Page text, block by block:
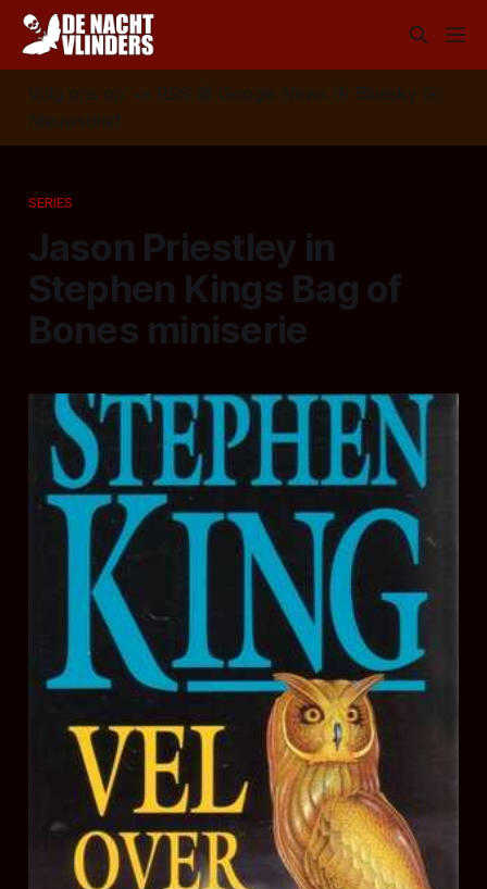
Volg ons op: 📣 RSS 📰 Google News 🦋 Bluesky
✉️
Nieuwsbrief
SERIES
Jason Priestley in
Stephen Kings Bag of
Bones miniserie